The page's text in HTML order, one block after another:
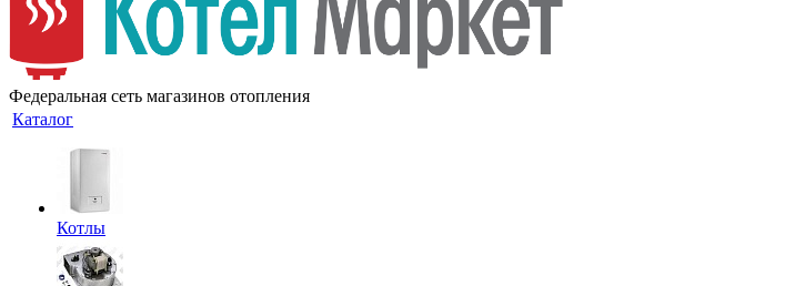
Федеральная сеть магазинов отопления
Каталог
Котлы